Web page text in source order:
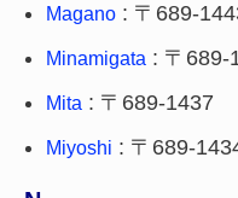
Magano : 〒689-
Minamigata : 〒689-
Mita : 〒689-1437
Miyoshi : 〒689-